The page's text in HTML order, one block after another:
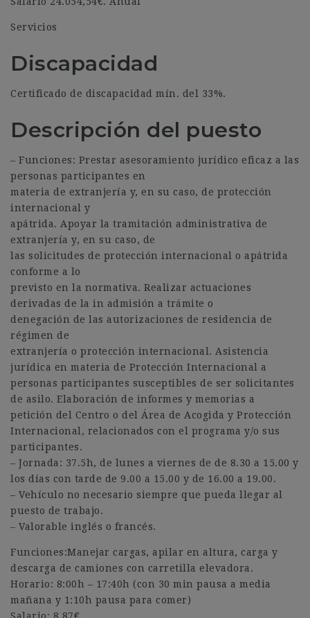
Servicios
Discapacidad
Certificado de discapacidad mín. del 33%.
Descripción del puesto
– Funciones: Prestar asesoramiento jurídico eficaz a las
personas participantes en
materia de extranjería y, en su caso, de protección
internacional y
apátrida. Apoyar la tramitación administrativa de
extranjería y, en su caso, de
las solicitudes de protección internacional o apátrida
conforme a lo
previsto en la normativa. Realizar actuaciones
derivadas de la in admisión a trámite o
denegación de las autorizaciones de residencia de
régimen de
extranjería o protección internacional. Asistencia
jurídica en materia de Protección Internacional a
personas participantes susceptibles de ser solicitantes
de asilo. Elaboración de informes y memorias a
petición del Centro o del Área de Acogida y Protección
Internacional, relacionados con el programa y/o sus
participantes.
– Jornada: 37.5h, de lunes a viernes de de 8.30 a 15.00 y
los días con tarde de 9.00 a 15.00 y de 16.00 a 19.00.
– Vehículo no necesario siempre que pueda llegar al
puesto de trabajo.
– Valorable inglés o francés.
Funciones:Manejar cargas, apilar en altura, carga y
descarga de camiones con carretilla elevadora.
Horario: 8:00h – 17:40h (con 30 min pausa a media
mañana y 1:10h pausa para comer)